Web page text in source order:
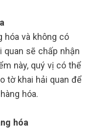
hóa và không có
quan sẽ chấp nhận
này, quý vị có thể
tờ khai hải quan để
hóa.
hóa